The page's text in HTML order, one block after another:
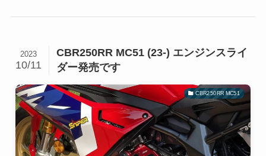
CBR250RR MC51 (23-) エンジンスライ
ダー発売です
2023
10/11
CBR250RR MC51